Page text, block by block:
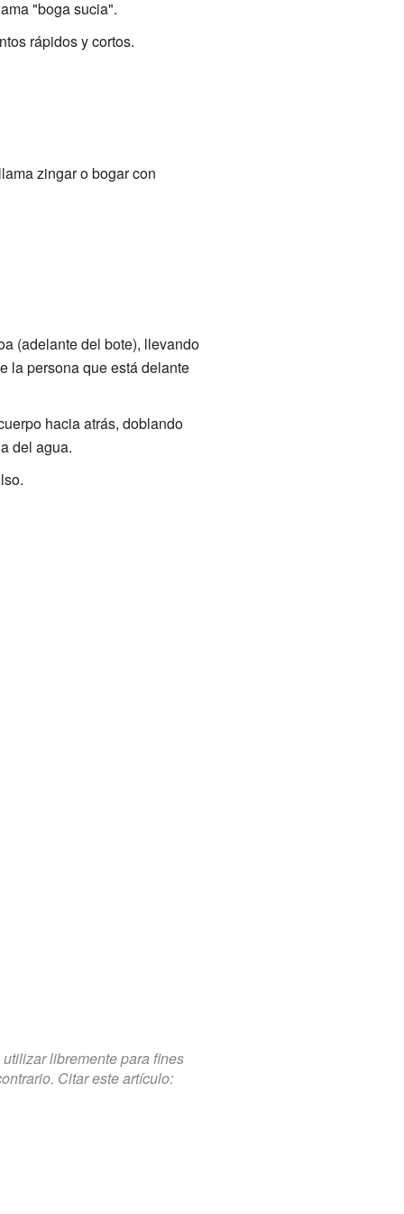
"boga sucia".
rápidos y cortos.
zingar o bogar con
(adelante del bote), llevando
la persona que está delante
hacia atrás, doblando
del agua.
libremente para fines
Citar este artículo: